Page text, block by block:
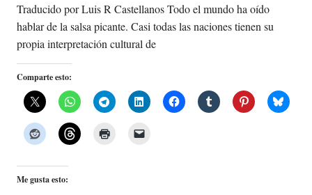
Traducido por Luis R Castellanos Todo el mundo ha oído
hablar de la salsa picante. Casi todas las naciones tienen su
propia interpretación cultural de
Comparte esto:
Me gusta esto: